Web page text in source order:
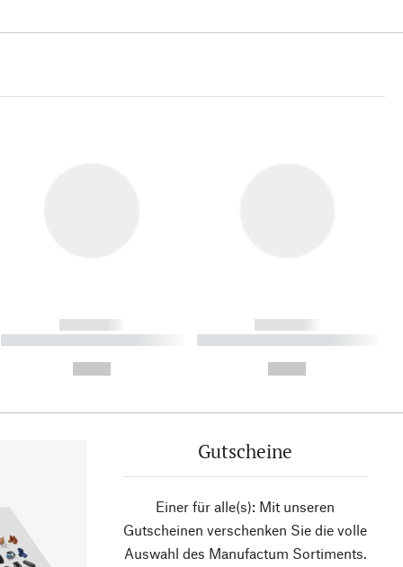
------------
----------- ----------- ----------
------------
----------- ----------- ----------
Gutscheine
Einer für alle(s): Mit unseren
Gutscheinen verschenken Sie die volle
Auswahl des Manufactum Sortiments.